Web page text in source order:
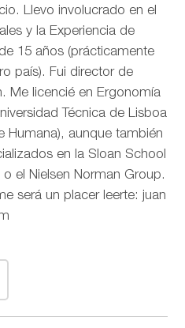
Llevo involucrado en el
y la Experiencia de
15 años (prácticamente
país). Fui director de
Me licencié en Ergonomía
Técnica de Lisboa
Humana), aunque también
en la Sloan School
el Nielsen Norman Group.
será un placer leerte: juan